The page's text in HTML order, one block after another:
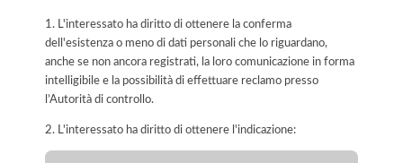
1. L'interessato ha diritto di ottenere la conferma
dell'esistenza o meno di dati personali che lo riguardano,
anche se non ancora registrati, la loro comunicazione in forma
intelligibile e la possibilità di effettuare reclamo presso
l’Autorità di controllo.
2. L'interessato ha diritto di ottenere l'indicazione: